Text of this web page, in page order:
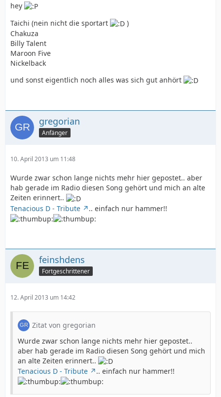
hey
Taichi (nein nicht die sportart
)
Chakuza
Billy Talent
Maroon Five
Nickelback
und sonst eigentlich noch alles was sich gut anhört
gregorian
Anfänger
10. April 2013 um 11:48
Wurde zwar schon lange nichts mehr hier gepostet.. aber
hab gerade im Radio diesen Song gehört und mich an alte
Zeiten erinnert..
Tenacious D - Tribute
.. einfach nur hammer!!
feinshdens
Fortgeschrittener
12. April 2013 um 14:42
Zitat von gregorian
Wurde zwar schon lange nichts mehr hier gepostet..
aber hab gerade im Radio diesen Song gehört und mich
an alte Zeiten erinnert..
Tenacious D - Tribute
.. einfach nur hammer!!